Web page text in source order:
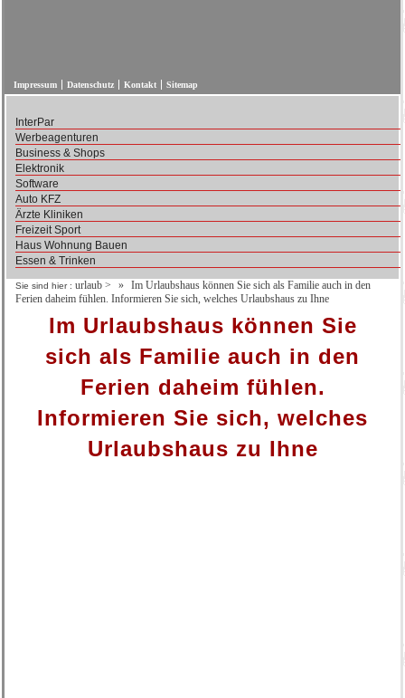
Impressum Datenschutz Kontakt Sitemap
InterPar
Werbeagenturen
Business & Shops
Elektronik
Software
Auto KFZ
Ärzte Kliniken
Freizeit Sport
Haus Wohnung Bauen
Essen & Trinken
Sie sind hier : urlaub >
Im Urlaubshaus können Sie sich als Familie auch in den
Ferien daheim fühlen. Informieren Sie sich, welches Urlaubshaus zu Ihne
Im Urlaubshaus können Sie
sich als Familie auch in den
Ferien daheim fühlen.
Informieren Sie sich, welches
Urlaubshaus zu Ihne